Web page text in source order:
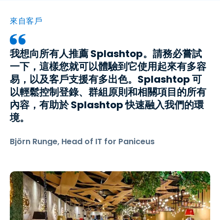
來自客戶
我想向所有人推薦 Splashtop。請務必嘗試
一下，這樣您就可以體驗到它使用起來有多容
易，以及客戶支援有多出色。Splashtop 可
以輕鬆控制登錄、群組原則和相關項目的所有
內容，有助於 Splashtop 快速融入我們的環
境。
Björn Runge, Head of IT for Paniceus